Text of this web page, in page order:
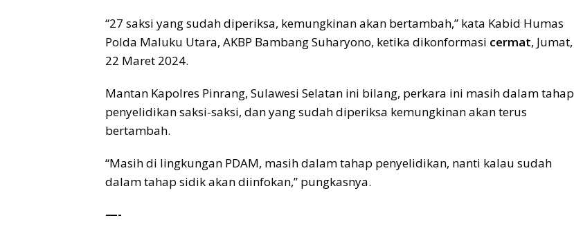
“27 saksi yang sudah diperiksa, kemungkinan akan bertambah,” kata Kabid Humas
Polda Maluku Utara, AKBP Bambang Suharyono, ketika dikonformasi cermat, Jumat,
22 Maret 2024.
Mantan Kapolres Pinrang, Sulawesi Selatan ini bilang, perkara ini masih dalam tahap
penyelidikan saksi-saksi, dan yang sudah diperiksa kemungkinan akan terus
bertambah.
“Masih di lingkungan PDAM, masih dalam tahap penyelidikan, nanti kalau sudah
dalam tahap sidik akan diinfokan,” pungkasnya.
—-